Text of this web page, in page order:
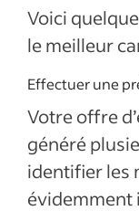
Voici
le meilleur
Effectuer une
Votre offre
généré
identifier les
évidemment